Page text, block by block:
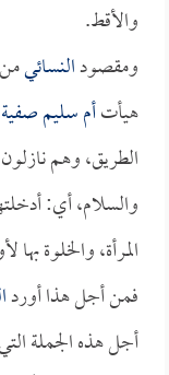
والأقط.
ومقصودالنسائي
هيأتأم سليمصفية
الطريق، وهم
والسلام، أي:
المرأة، والخلوة
فمن أجل هذا أورد
أجل هذه الجملة